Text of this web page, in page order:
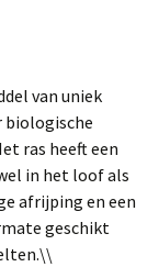
van uniek
biologische
ras heeft een
in het loof als
afrijping en een
geschikt